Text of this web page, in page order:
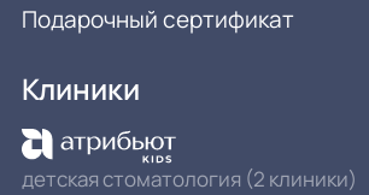
Подарочный сертификат
Клиники
детская стоматология (2 клиники)